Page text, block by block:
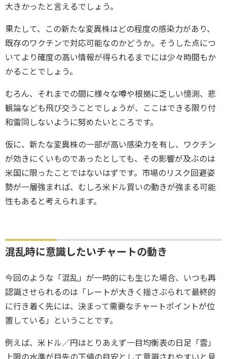
大きかったと言えるでしょう。
果たして、この新たな変異株はどの程度の感染力があり、
既存のワクチンで対応可能なのかどうか。そうした点につ
いてより確度の高い情報が得られるまでには少々時間もか
かることでしょう。
むろん、それまでの間に様々な噂や根拠に乏しい憶測、悲
観論なども飛び交うことでしょうが、ここはできる限り付
和雷同しないように努めたいところです。
仮に、新たな変異株の一部が高い感染力を有し、ワクチン
が効きにくいものであったとしても、その影響が及ぶのは
米国に限ったことではないはずです。市場のリスク回避姿
勢が一層強まれば、むしろ米ドル買いの動きが強まる可能
性もあると考えられます。
混乱時に意識したいチャートの動き
今回のような「混乱」が一時的にも生じた場合、いつも再
認識させられるのは「レートが大きく揺さぶられて最終的
に行き着く先には、決まって需要なチャートポイントが位
置している」ということです。
例えば、米ドル／円はとりあえず一目均衡表の日足「雲」
上限の水準が目先の下値の目安として意識されやすいと見